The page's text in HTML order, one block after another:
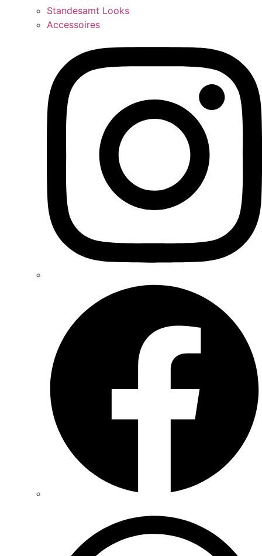
Standesamt Looks
Accessoires